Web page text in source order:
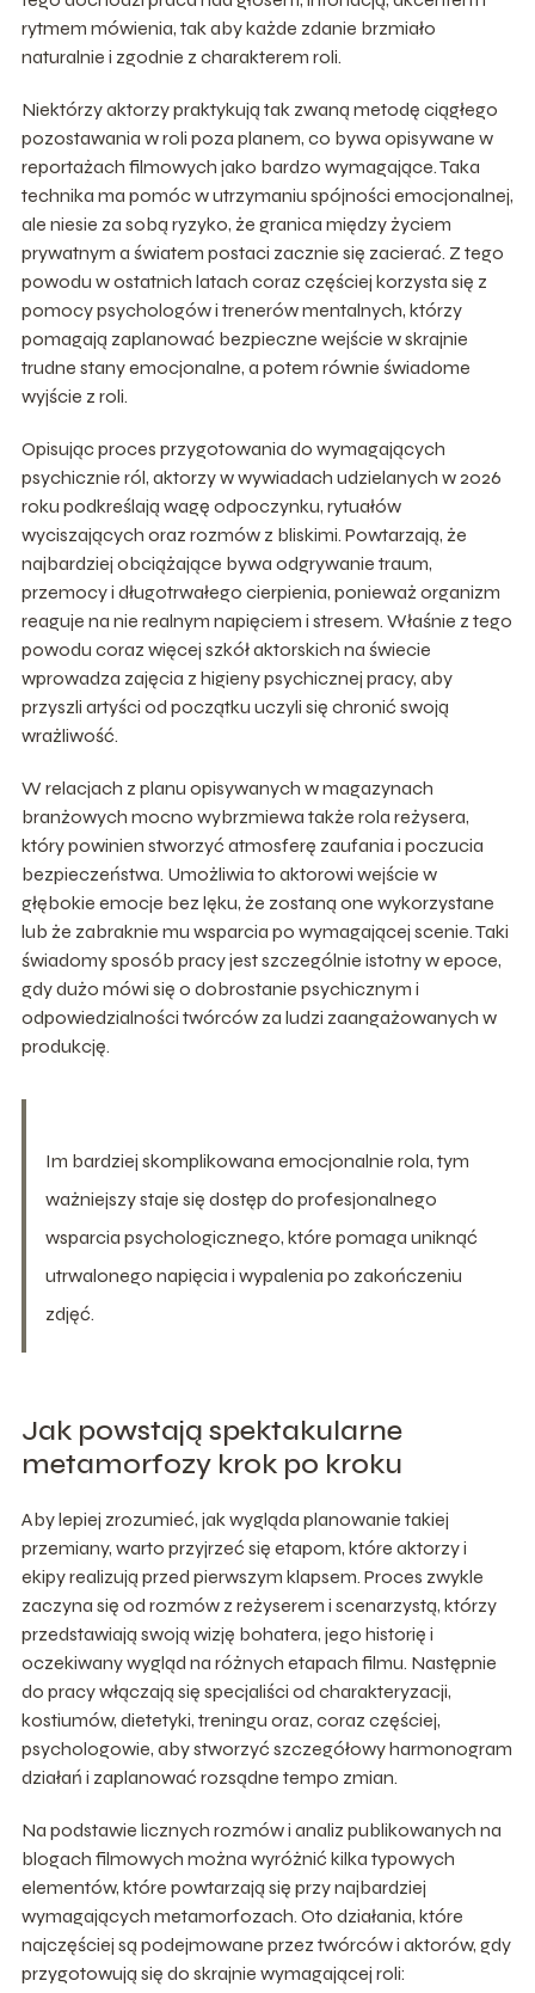
rytmem mówienia, tak aby każde zdanie brzmiało
naturalnie i zgodnie z charakterem roli.
Niektórzy aktorzy praktykują tak zwaną metodę ciągłego
pozostawania w roli poza planem, co bywa opisywane w
reportażach filmowych jako bardzo wymagające. Taka
technika ma pomóc w utrzymaniu spójności emocjonalnej,
ale niesie za sobą ryzyko, że granica między życiem
prywatnym a światem postaci zacznie się zacierać. Z tego
powodu w ostatnich latach coraz częściej korzysta się z
pomocy psychologów i trenerów mentalnych, którzy
pomagają zaplanować bezpieczne wejście w skrajnie
trudne stany emocjonalne, a potem równie świadome
wyjście z roli.
Opisując proces przygotowania do wymagających
psychicznie ról, aktorzy w wywiadach udzielanych w 2026
roku podkreślają wagę odpoczynku, rytuałów
wyciszających oraz rozmów z bliskimi. Powtarzają, że
najbardziej obciążające bywa odgrywanie traum,
przemocy i długotrwałego cierpienia, ponieważ organizm
reaguje na nie realnym napięciem i stresem. Właśnie z tego
powodu coraz więcej szkół aktorskich na świecie
wprowadza zajęcia z higieny psychicznej pracy, aby
przyszli artyści od początku uczyli się chronić swoją
wrażliwość.
W relacjach z planu opisywanych w magazynach
branżowych mocno wybrzmiewa także rola reżysera,
który powinien stworzyć atmosferę zaufania i poczucia
bezpieczeństwa. Umożliwia to aktorowi wejście w
głębokie emocje bez lęku, że zostaną one wykorzystane
lub że zabraknie mu wsparcia po wymagającej scenie. Taki
świadomy sposób pracy jest szczególnie istotny w epoce,
gdy dużo mówi się o dobrostanie psychicznym i
odpowiedzialności twórców za ludzi zaangażowanych w
produkcję.
Im bardziej skomplikowana emocjonalnie rola, tym
ważniejszy staje się dostęp do profesjonalnego
wsparcia psychologicznego, które pomaga uniknąć
utrwalonego napięcia i wypalenia po zakończeniu
zdjęć.
Jak powstają spektakularne
metamorfozy krok po kroku
Aby lepiej zrozumieć, jak wygląda planowanie takiej
przemiany, warto przyjrzeć się etapom, które aktorzy i
ekipy realizują przed pierwszym klapsem. Proces zwykle
zaczyna się od rozmów z reżyserem i scenarzystą, którzy
przedstawiają swoją wizję bohatera, jego historię i
oczekiwany wygląd na różnych etapach filmu. Następnie
do pracy włączają się specjaliści od charakteryzacji,
kostiumów, dietetyki, treningu oraz, coraz częściej,
psychologowie, aby stworzyć szczegółowy harmonogram
działań i zaplanować rozsądne tempo zmian.
Na podstawie licznych rozmów i analiz publikowanych na
blogach filmowych można wyróżnić kilka typowych
elementów, które powtarzają się przy najbardziej
wymagających metamorfozach. Oto działania, które
najczęściej są podejmowane przez twórców i aktorów, gdy
przygotowują się do skrajnie wymagającej roli: